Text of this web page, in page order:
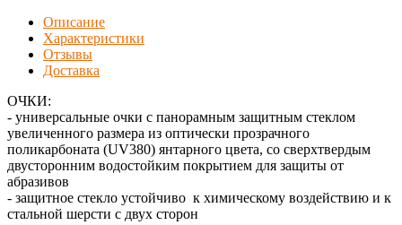
Описание
Характеристики
Отзывы
Доставка
ОЧКИ:
- универсальные очки с панорамным защитным стеклом
увеличенного размера из оптически прозрачного
поликарбоната (UV380) янтарного цвета, со сверхтвердым
двусторонним водостойким покрытием для защиты от
абразивов
- защитное стекло устойчиво к химическому воздействию и к
стальной шерсти с двух сторон